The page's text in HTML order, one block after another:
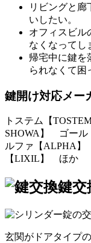
リビングと
いしたい。
オフィスビル
なくなってし
帰宅中に鍵を
られなくて困
鍵開け対応メー
トステム【
SHOWA】 ゴー
ルファ【ALPHA
【LIXIL】 ほか
鍵交
玄関がドアタイプ